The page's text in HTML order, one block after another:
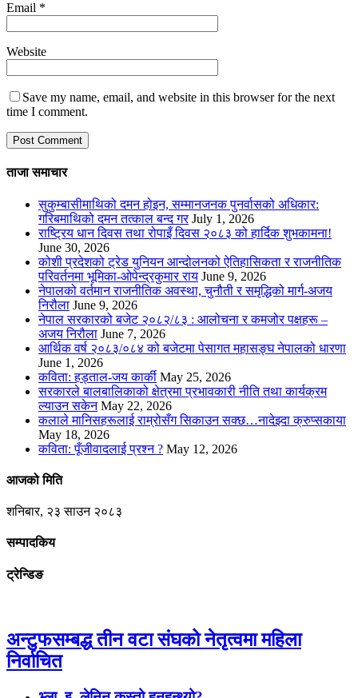
Email *
Website
Save my name, email, and website in this browser for the next
time I comment.
ताजा समाचार
सुकुम्बासीमाथिको दमन होइन, सम्मानजनक पुनर्वासको अधिकार:
गरिबमाथिको दमन तत्काल बन्द गर July 1, 2026
राष्ट्रिय धान दिवस तथा रोपाइँ दिवस २०८३ को हार्दिक शुभकामना!
June 30, 2026
कोशी प्रदेशको ट्रेड युनियन आन्दोलनको ऐतिहासिकता र राजनीतिक
परिवर्तनमा भूमिका-ओपेन्द्रकुमार राय June 9, 2026
नेपालको वर्तमान राजनीतिक अवस्था, चुनौती र समृद्धिको मार्ग-अजय
निरौला June 9, 2026
नेपाल सरकारको बजेट २०८२/८३ : आलोचना र कमजोर पक्षहरू –
अजय निरौला June 7, 2026
आर्थिक वर्ष २०८३/०८४ को बजेटमा पेसागत महासङ्घ नेपालको धारणा
June 1, 2026
कविता: हड्ताल-जय कार्की May 25, 2026
सरकारले बालबालिकाको क्षेत्रमा प्रभावकारी नीति तथा कार्यक्रम
ल्याउन सकेन May 22, 2026
कलाले मानिसहरूलाई राम्रोसँग सिकाउन सक्छ…नादेझ्दा क्रुप्सकाया
May 18, 2026
कविता: पूँजीवादलाई प्रश्न ? May 12, 2026
आजको मिति
शनिबार, २३ साउन २०८३
सम्पादकिय
ट्रेन्डिङ
अन्टुफसम्बद्ध तीन वटा संघको नेतृत्वमा महिला
निर्वाचित